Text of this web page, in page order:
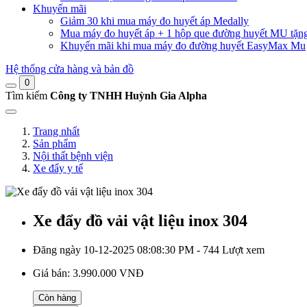
Khuyến mãi
Giảm 30 khi mua máy đo huyết áp Medally
Mua máy đo huyết áp + 1 hộp que đường huyết MU
Khuyến mãi khi mua máy đo đường huyết EasyMax Mu
Hệ thống cửa hàng và bản đồ
0
Tìm kiếm Công ty TNHH Huỳnh Gia Alpha
Trang nhất
Sản phẩm
Nội thất bệnh viện
Xe đẩy y tế
Xe đẩy đồ vải vật liệu inox 304
Đăng ngày 10-12-2025 08:08:30 PM - 744 Lượt xem
Giá bán: 3.990.000 VNĐ
Còn hàng